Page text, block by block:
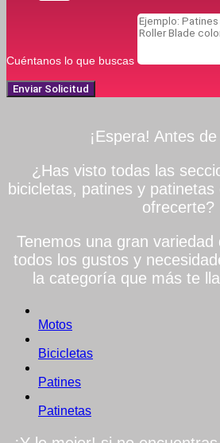
Cuéntanos lo que buscas
Enviar Solicitud
¡Espera! Antes
¿Has visto todas las
bicicletas, patines y
ofrecerte?
Tenemos una gran variedad
todos los gustos y
la categoría que más te
Motos
Bicicletas
Patines
Patinetas